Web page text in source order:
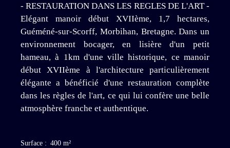
- RESTAURATION DANS LES REGLES DE L'ART -
Elégant manoir début XVIIème, 1,7 hectares,
Guéméné-sur-Scorff, Morbihan, Bretagne. Dans un
environnement bocager, en lisière d'un petit
hameau, à 1km d'une ville historique, ce manoir
début XVIIème à l'architecture particulièrement
élégante a bénéficié d'une restauration complète
dans les règles de l'art, ce qui lui confère une belle
atmosphère franche et authentique.
Surface : 400 m²